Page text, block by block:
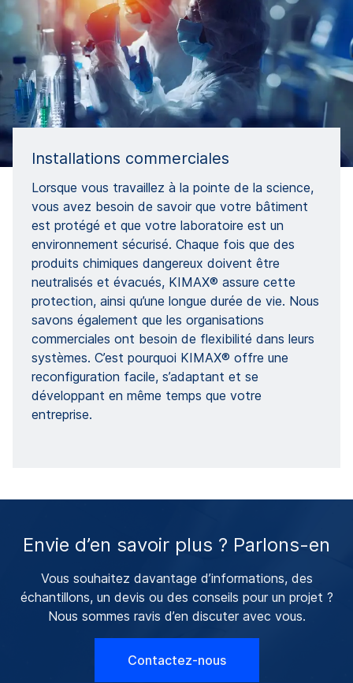
Installations commerciales
Lorsque vous travaillez à la pointe de la science,
vous avez besoin de savoir que votre bâtiment
est protégé et que votre laboratoire est un
environnement sécurisé. Chaque fois que des
produits chimiques dangereux doivent être
neutralisés et évacués, KIMAX® assure cette
protection, ainsi qu’une longue durée de vie. Nous
savons également que les organisations
commerciales ont besoin de flexibilité dans leurs
systèmes. C’est pourquoi KIMAX® offre une
reconfiguration facile, s’adaptant et se
développant en même temps que votre
entreprise.
Envie d’en savoir plus ? Parlons-en
Vous souhaitez davantage d’informations, des
échantillons, un devis ou des conseils pour un projet ?
Nous sommes ravis d’en discuter avec vous.
Contactez-nous